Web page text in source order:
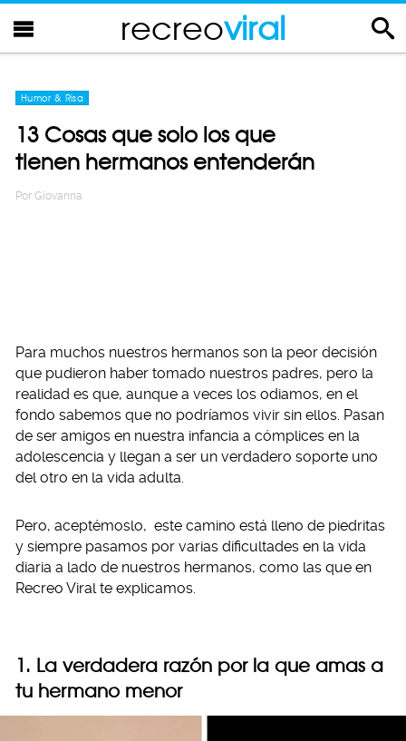
recreoviral
Humor & Risa
13 Cosas que solo los que
tienen hermanos entenderán
Por Giovanna
Para muchos nuestros hermanos son la peor decisión
que pudieron haber tomado nuestros padres, pero la
realidad es que, aunque a veces los odiamos, en el
fondo sabemos que no podríamos vivir sin ellos. Pasan
de ser amigos en nuestra infancia a cómplices en la
adolescencia y llegan a ser un verdadero soporte uno
del otro en la vida adulta.
Pero, aceptémoslo, este camino está lleno de piedritas
y siempre pasamos por varias dificultades en la vida
diaria a lado de nuestros hermanos, como las que en
Recreo Viral te explicamos.
1. La verdadera razón por la que amas a
tu hermano menor